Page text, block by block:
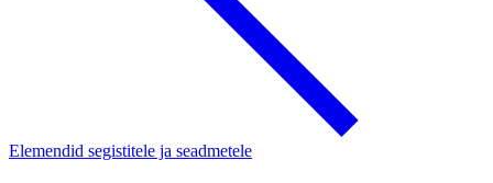
Elemendid segistitele ja seadmetele